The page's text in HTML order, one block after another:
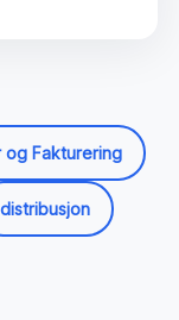
og Fakturering
distribusjon